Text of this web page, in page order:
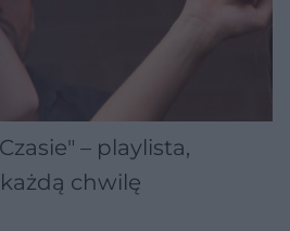
– playlista,
chwilę